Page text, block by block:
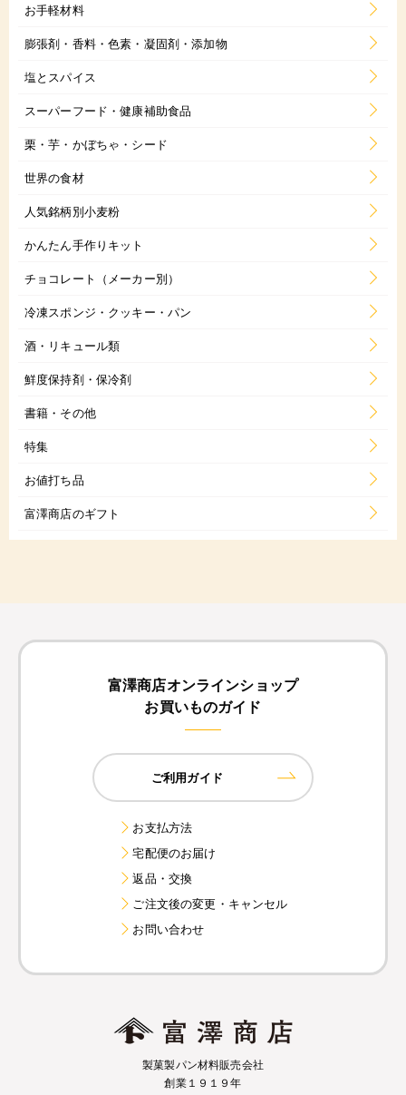
お手軽材料
膨張剤・香料・色素・凝固剤・添加物
塩とスパイス
スーパーフード・健康補助食品
栗・芋・かぼちゃ・シード
世界の食材
人気銘柄別小麦粉
かんたん手作りキット
チョコレート（メーカー別）
冷凍スポンジ・クッキー・パン
酒・リキュール類
鮮度保持剤・保冷剤
書籍・その他
特集
お値打ち品
富澤商店のギフト
富澤商店オンラインショップ
お買いものガイド
ご利用ガイド
お支払方法
宅配便のお届け
返品・交換
ご注文後の変更・キャンセル
お問い合わせ
製菓製パン材料販売会社
創業１９１９年